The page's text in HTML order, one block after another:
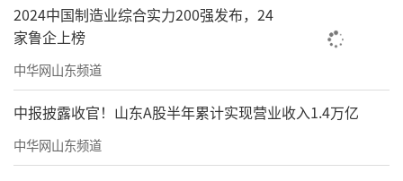
（图片来自：半岛新闻）
恭喜冠军！也恭喜每一位跑者，用速度与
激情奔向更勇敢的自己，跑出精彩人生！
2024中国制造业综合实力200强发布，24
家鲁企上榜
中华网山东频道
中报披露收官！山东A股半年累计实现营业收入1.4万亿
中华网山东频道